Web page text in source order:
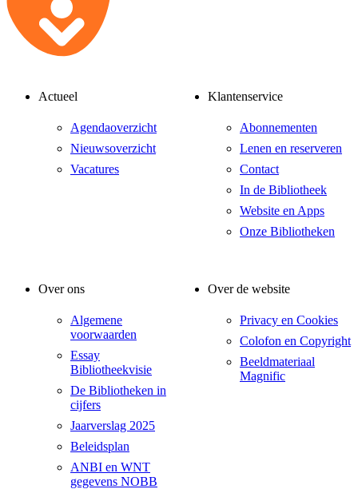
Actueel
Agendaoverzicht
Nieuwsoverzicht
Vacatures
Klantenservice
Abonnementen
Lenen en reserveren
Contact
In de Bibliotheek
Website en Apps
Onze Bibliotheken
Over ons
Algemene
voorwaarden
Essay
Bibliotheekvisie
De Bibliotheken in
cijfers
Jaarverslag 2025
Beleidsplan
ANBI en WNT
gegevens NOBB
Over de website
Privacy en Cookies
Colofon en Copyright
Beeldmateriaal
Magnific